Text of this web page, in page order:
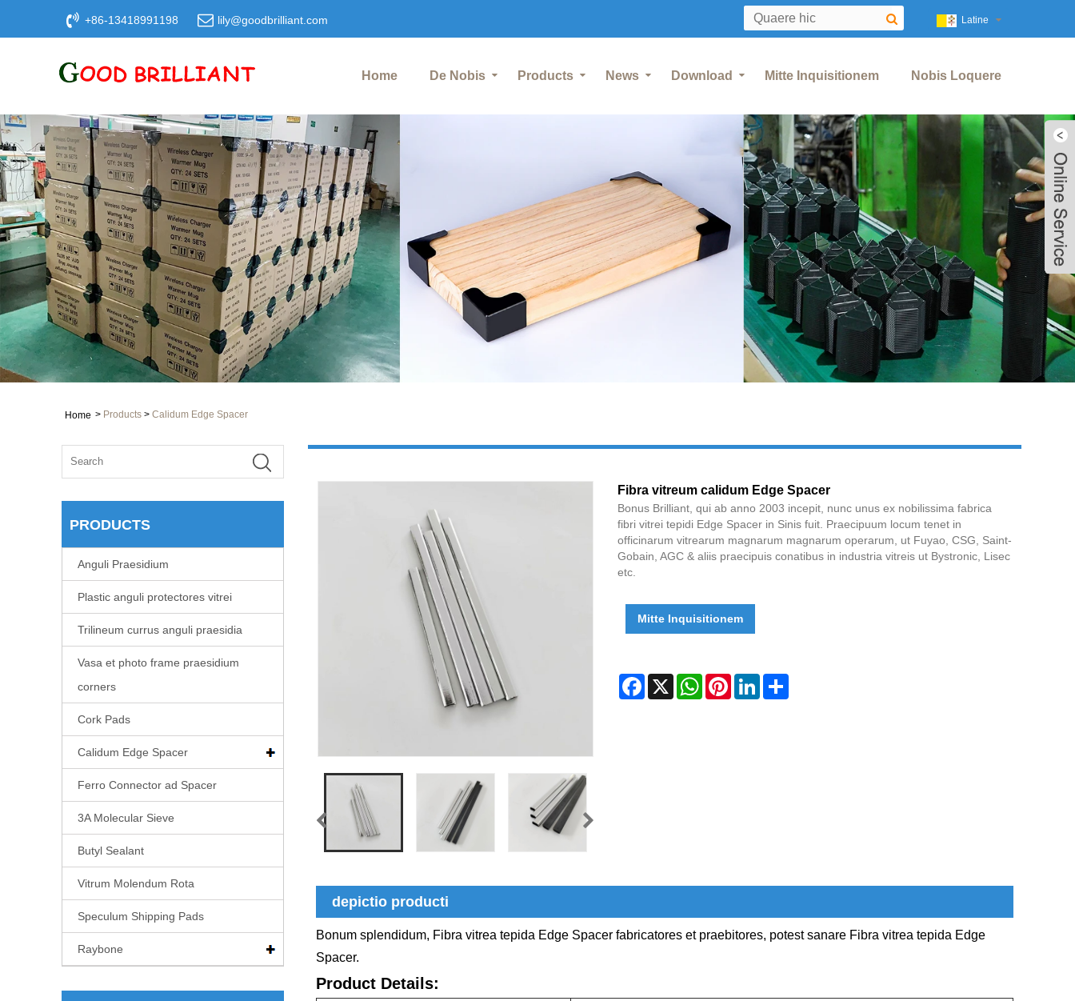
+86-13418991198 lily@goodbrilliant.com Latine
Home De Nobis Products News Download Mitte Inquisitionem Nobis Loquere
Home > Products > Calidum Edge Spacer
PRODUCTS
Anguli Praesidium
Plastic anguli protectores vitrei
Trilineum currus anguli praesidia
Vasa et photo frame praesidium
corners
Cork Pads
Calidum Edge Spacer
Ferro Connector ad Spacer
3A Molecular Sieve
Butyl Sealant
Vitrum Molendum Rota
Speculum Shipping Pads
Raybone
Fibra vitreum calidum Edge Spacer
Bonus Brilliant, qui ab anno 2003 incepit, nunc unus ex nobilissima fabrica
fibri vitrei tepidi Edge Spacer in Sinis fuit. Praecipuum locum tenet in
officinarum vitrearum magnarum magnarum operarum, ut Fuyao, CSG, Saint-
Gobain, AGC & aliis praecipuis conatibus in industria vitreis ut Bystronic, Lisec
etc.
Mitte Inquisitionem
Facebook
X WhatsAppPinterestLinkedInShare
depictio producti
Bonum splendidum, Fibra vitrea tepida Edge Spacer fabricatores et praebitores, potest sanare Fibra vitrea tepida Edge
Spacer.
Product Details: